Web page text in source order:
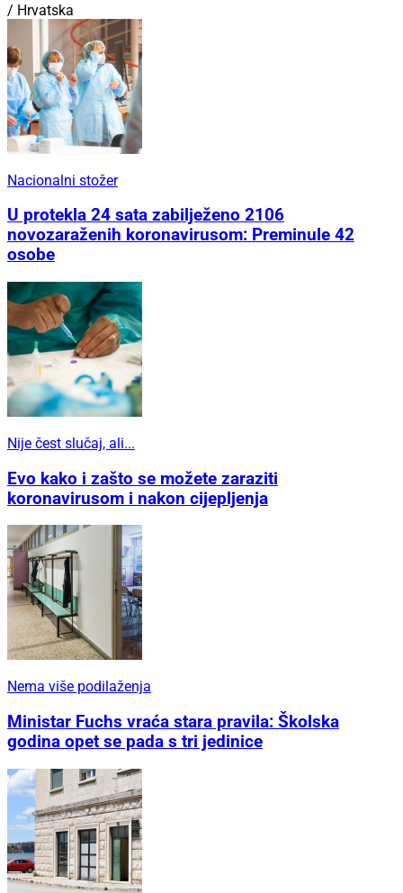
/ Hrvatska
Nacionalni stožer
U protekla 24 sata zabilježeno 2106
novozaraženih koronavirusom: Preminule 42
osobe
Nije čest slučaj, ali...
Evo kako i zašto se možete zaraziti
koronavirusom i nakon cijepljenja
Nema više podilaženja
Ministar Fuchs vraća stara pravila: Školska
godina opet se pada s tri jedinice